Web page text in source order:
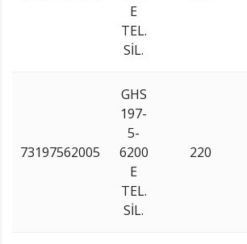
E
TEL.
SİL.
73197562005
GHS
197-
5-
6200
E
TEL.
SİL.
220